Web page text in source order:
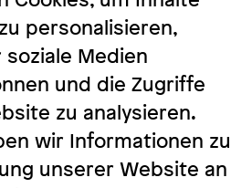
personalisieren,
Medien
und die Zugriffe
zu analysieren.
wir Informationen zu
unserer Website an